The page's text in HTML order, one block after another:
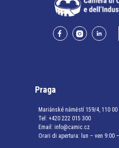
Praga
Mariánské náměstí 159/4, 110
Tel: +420 222 015 300
Email: info@camic.cz
Orari di apertura: lun – ven 9:00